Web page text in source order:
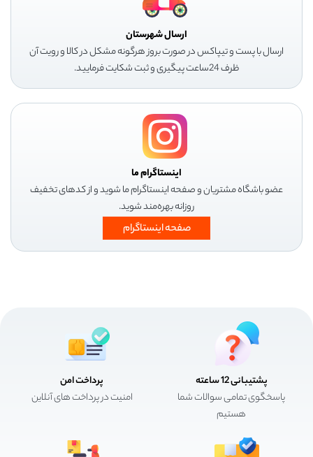
ارسال شهرستان
ارسال با پست و تیپاکس در صورت بروز هرگونه مشکل در کالا و رویت آن
ظرف 24ساعت پیگیری و ثبت شکایت فرمایید.
اینستاگرام ما
عضو باشگاه مشتریان و صفحه اینستاگرام ما شوید و از کدهای تخفیف
روزانه بهره‌مند شوید.
صفحه اینستاگرام
پشتیبانی 12 ساعته
پاسخگوی تمامی سوالات شما
هستیم
پرداخت امن
امنیت در پرداخت های آنلاین